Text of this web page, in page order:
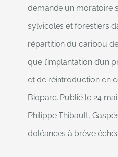
demande un moratoire
sylvicoles et forestiers
répartition du caribou
que l’implantation d’un
et de réintroduction en
Bioparc. Publié le 24
Philippe Thibault,
doléances à brève